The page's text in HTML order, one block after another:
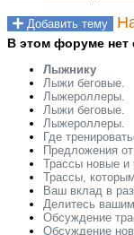
Добавить тему
В этом форуме нет
Лыжнику
Лыжи беговые.
Лыжероллеры.
Лыжи беговые.
Лыжероллеры.
Где
Предложения
Трассы новые и
Трассы,
Ваш вклад в
Делитесь
Обсуждение
Обсуждение